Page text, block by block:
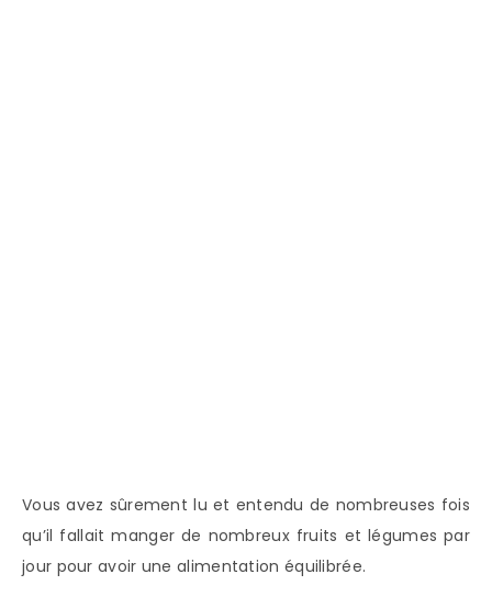
Vous avez sûrement lu et entendu de nombreuses fois
qu’il fallait manger de nombreux fruits et légumes par
jour pour avoir une alimentation équilibrée.